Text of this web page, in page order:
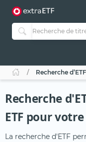
Recherche d’ETF
Recherche
ETF pour
La recherche d'ETF